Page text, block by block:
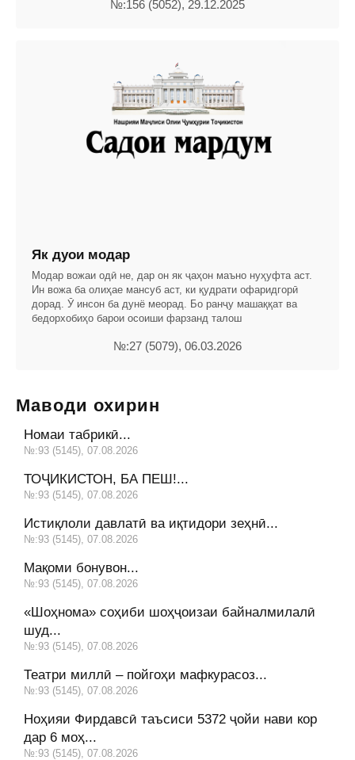
№:156 (5052), 29.12.2025
Як дуои модар
Модар вожаи одӣ не, дар он як ҷаҳон маъно нуҳуфта аст.
Ин вожа ба олиҳае мансуб аст, ки қудрати офаридгорӣ
дорад. Ӯ инсон ба дунё меорад. Бо ранҷу машаққат ва
бедорхобиҳо барои осоиши фарзанд талош
№:27 (5079), 06.03.2026
Маводи охирин
Номаи табрикӣ...
№:93 (5145), 07.08.2026
ТОҶИКИСТОН, БА ПЕШ!...
№:93 (5145), 07.08.2026
Истиқлоли давлатӣ ва иқтидори зеҳнӣ...
№:93 (5145), 07.08.2026
Мақоми бонувон...
№:93 (5145), 07.08.2026
«Шоҳнома» соҳиби шоҳҷоизаи байналмилалӣ
шуд...
№:93 (5145), 07.08.2026
Театри миллӣ – пойгоҳи мафкурасоз...
№:93 (5145), 07.08.2026
Ноҳияи Фирдавсӣ таъсиси 5372 ҷойи нави кор
дар 6 моҳ...
№:93 (5145), 07.08.2026